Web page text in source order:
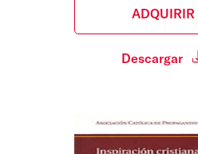
ADQUIRIR
Descargar